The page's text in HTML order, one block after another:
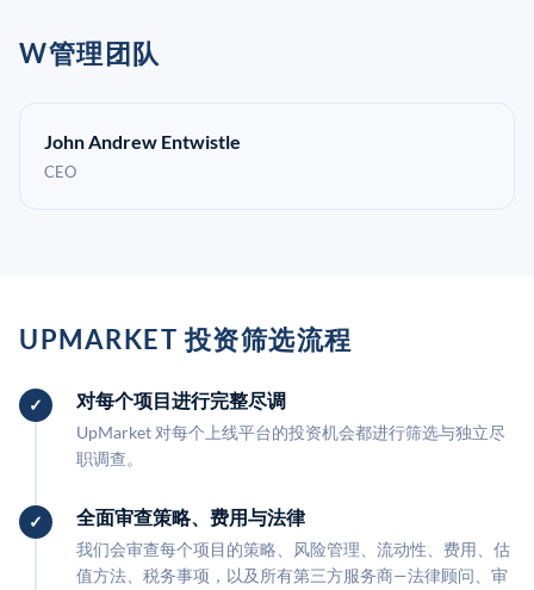
W管理团队
John Andrew Entwistle
CEO
UPMARKET 投资筛选流程
对每个项目进行完整尽调
UpMarket 对每个上线平台的投资机会都进行筛选与独立尽
职调查。
全面审查策略、费用与法律
我们会审查每个项目的策略、风险管理、流动性、费用、估
值方法、税务事项，以及所有第三方服务商—法律顾问、审